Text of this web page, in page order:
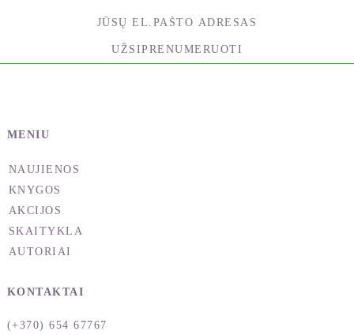
UŽSIPRENUMERUOTI
MENIU
NAUJIENOS
KNYGOS
AKCIJOS
SKAITYKLA
AUTORIAI
KONTAKTAI
(+370) 654 67767